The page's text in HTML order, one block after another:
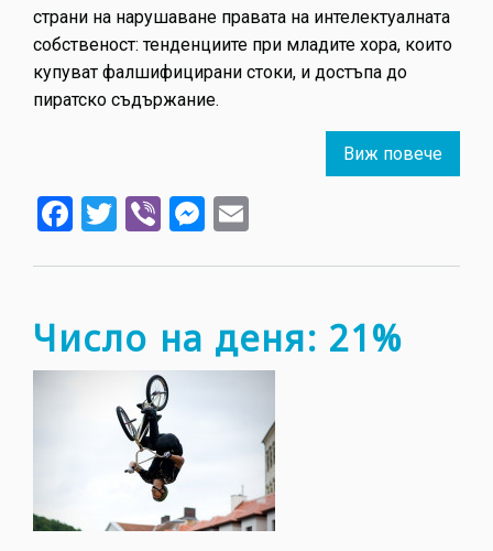
страни на нарушаване правата на интелектуалната
собственост: тенденциите при младите хора, които
купуват фалшифицирани стоки, и достъпа до
пиратско съдържание.
Виж повече
Facebook
Twitter
ViberMessenger
Число на деня: 21%